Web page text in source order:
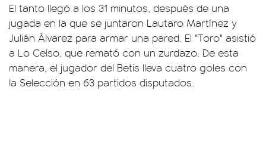
El tanto llegó a los 31 minutos, después de una
jugada en la que se juntaron Lautaro Martínez y
Julián Álvarez para armar una pared. El "Toro" asistió
a Lo Celso, que remató con un zurdazo. De esta
manera, el jugador del Betis lleva cuatro goles con
la Selección en 63 partidos disputados.